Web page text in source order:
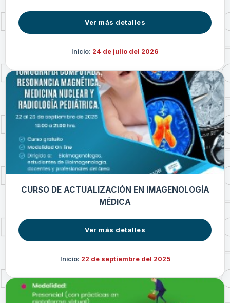
Ver más detalles
Inicio: 24 de julio del 2026
CURSO DE ACTUALIZACIÓN EN IMAGENOLOGÍA
MÉDICA
Ver más detalles
Inicio: 22 de septiembre del 2025